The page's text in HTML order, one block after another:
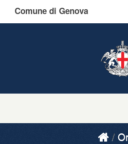
Comune di Genova